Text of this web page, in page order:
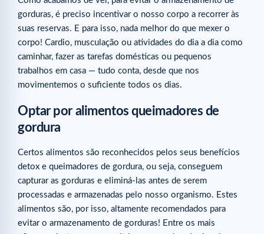
gorduras, é preciso incentivar o nosso corpo a recorrer às
suas reservas. E para isso, nada melhor do que mexer o
corpo! Cardio, musculação ou atividades do dia a dia como
caminhar, fazer as tarefas domésticas ou pequenos
trabalhos em casa — tudo conta, desde que nos
movimentemos o suficiente todos os dias.
Optar por alimentos queimadores de
gordura
Certos alimentos são reconhecidos pelos seus benefícios
detox e queimadores de gordura, ou seja, conseguem
capturar as gorduras e eliminá-las antes de serem
processadas e armazenadas pelo nosso organismo. Estes
alimentos são, por isso, altamente recomendados para
evitar o armazenamento de gorduras! Entre os mais